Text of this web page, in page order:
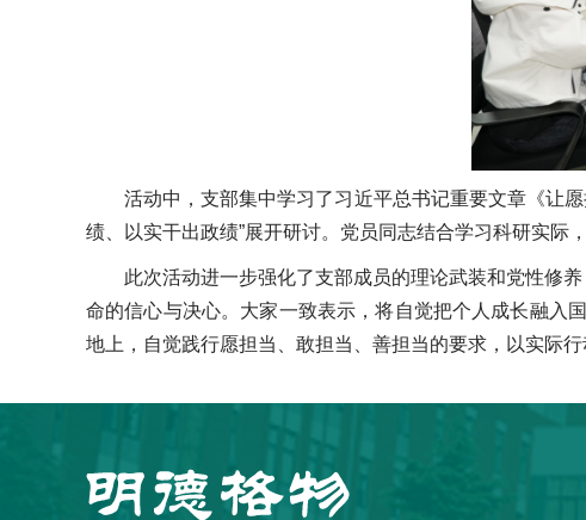
活动中，支部集中学习了习近平总书记重要文章《让
绩、以实干出政绩”展开研讨。党员同志结合学习科研实际
此次活动进一步强化了支部成员的理论武装和党性修
命的信心与决心。大家一致表示，将自觉把个人成长融入
地上，自觉践行愿担当、敢担当、善担当的要求，以实际